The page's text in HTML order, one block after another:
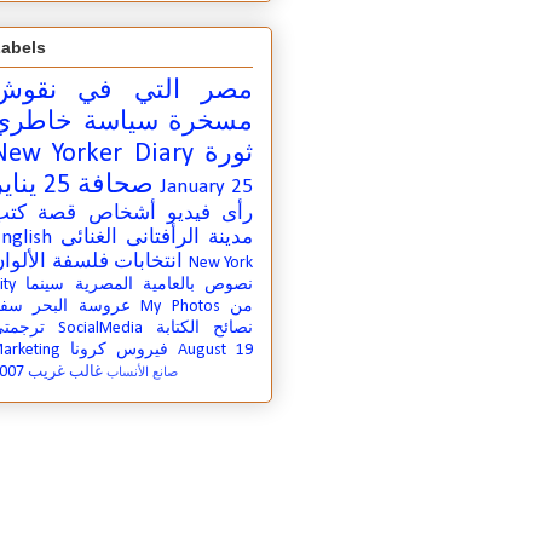
مصر التي في
سياسة مسخرة
Yorker Diary ثورة
25 يناير صحافة January 25
قصة أشخاص فيديو
رأى
الرأفتانى الغنائى
مدينة
فلسفة انتخابات
New York
سينما
نصوص بالعامية المصرية
عروسة البحر My Photos
من
SocialMedia
نصائح الكتابة
فيروس كرونا August 19
غالب غريب صانع الأنساب